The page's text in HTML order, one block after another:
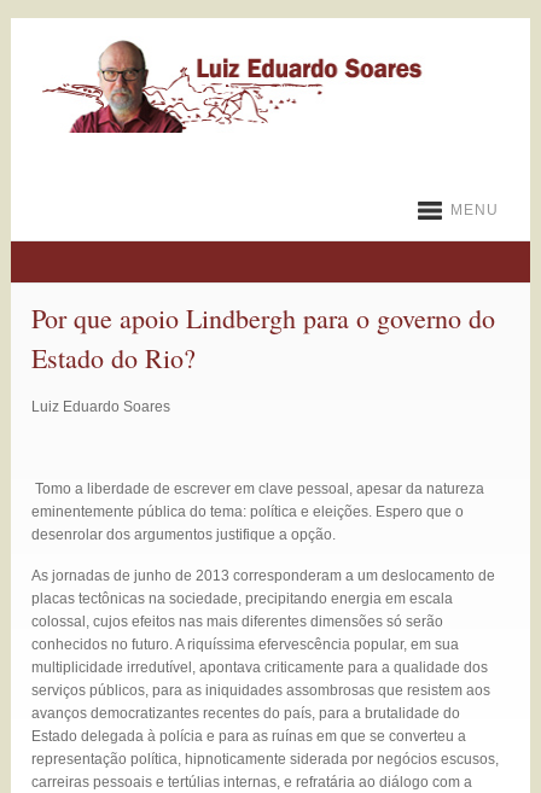
MENU
Por que apoio Lindbergh para o governo do
Estado do Rio?
Luiz Eduardo Soares
Tomo a liberdade de escrever em clave pessoal, apesar da natureza
eminentemente pública do tema: política e eleições. Espero que o
desenrolar dos argumentos justifique a opção.
As jornadas de junho de 2013 corresponderam a um deslocamento de
placas tectônicas na sociedade, precipitando energia em escala
colossal, cujos efeitos nas mais diferentes dimensões só serão
conhecidos no futuro. A riquíssima efervescência popular, em sua
multiplicidade irredutível, apontava criticamente para a qualidade dos
serviços públicos, para as iniquidades assombrosas que resistem aos
avanços democratizantes recentes do país, para a brutalidade do
Estado delegada à polícia e para as ruínas em que se converteu a
representação política, hipnoticamente siderada por negócios escusos,
carreiras pessoais e tertúlias internas, e refratária ao diálogo com a